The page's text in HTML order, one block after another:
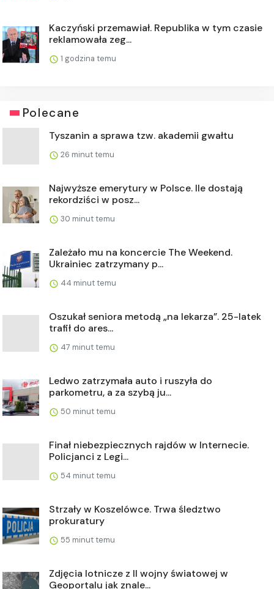
Kaczyński przemawiał. Republika w tym czasie
reklamowała zeg...
1 godzina temu
Polecane
Tyszanin a sprawa tzw. akademii gwałtu
26 minut temu
Najwyższe emerytury w Polsce. Ile dostają
rekordziści w posz...
30 minut temu
Zależało mu na koncercie The Weekend.
Ukrainiec zatrzymany p...
44 minut temu
Oszukał seniora metodą „na lekarza”. 25-latek
trafił do ares...
47 minut temu
Ledwo zatrzymała auto i ruszyła do
parkometru, a za szybą ju...
50 minut temu
Finał niebezpiecznych rajdów w Internecie.
Policjanci z Legi...
54 minut temu
Strzały w Koszelówce. Trwa śledztwo
prokuratury
55 minut temu
Zdjęcia lotnicze z II wojny światowej w
Geoportalu jak znale...